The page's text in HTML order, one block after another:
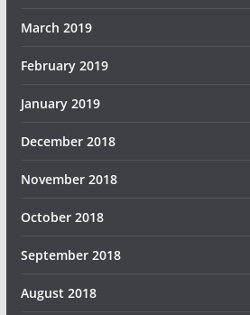
March 2019
February 2019
January 2019
December 2018
November 2018
October 2018
September 2018
August 2018